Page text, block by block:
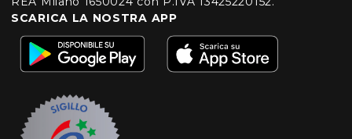
SCARICA LA NOSTRA APP